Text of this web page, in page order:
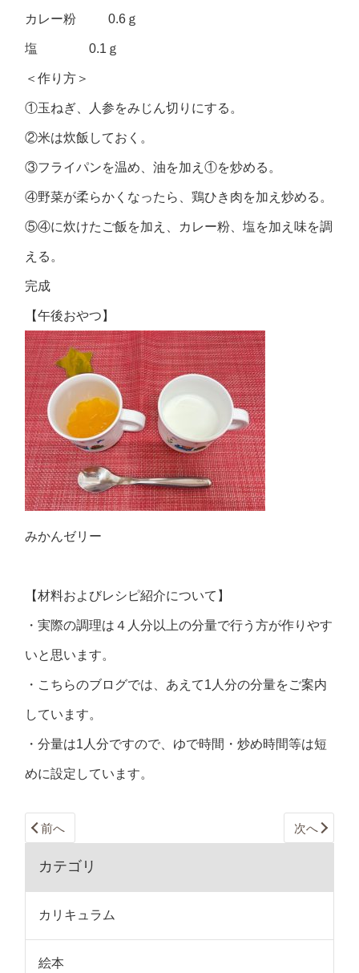
カレー粉 0.6ｇ
塩 0.1ｇ
＜作り方＞
①玉ねぎ、人参をみじん切りにする。
②米は炊飯しておく。
③フライパンを温め、油を加え①を炒める。
④野菜が柔らかくなったら、鶏ひき肉を加え炒める。
⑤④に炊けたご飯を加え、カレー粉、塩を加え味を調
える。
完成
【午後おやつ】
みかんゼリー
【材料およびレシピ紹介について】
・実際の調理は４人分以上の分量で行う方が作りやす
いと思います。
・こちらのブログでは、あえて1人分の分量をご案内
しています。
・分量は1人分ですので、ゆで時間・炒め時間等は短
めに設定しています。
前へ 次へ
カテゴリ
カリキュラム
絵本